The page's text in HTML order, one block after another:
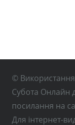
© Використання
Субота Онлайн
посилання на
Для інтернет-